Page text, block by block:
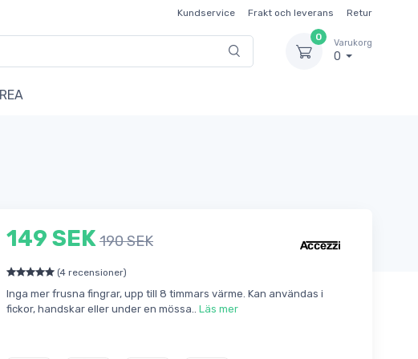
Kundservice Frakt och leverans Retur
0
Varukorg
0
REA
149 SEK 190 SEK
(4 recensioner)
Inga mer frusna fingrar, upp till 8 timmars värme. Kan användas i
fickor, handskar eller under en mössa.. Läs mer